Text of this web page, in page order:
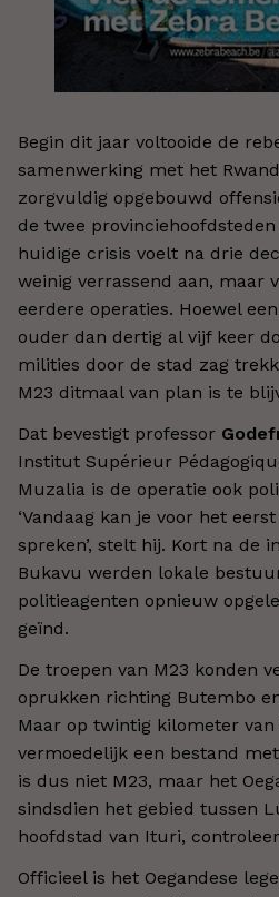
Begin dit jaar voltooide de
samenwerking met het
zorgvuldig opgebouwd
de twee
huidige crisis voelt na drie
weinig verrassend aan, maar
eerdere operaties. Hoewel
ouder dan dertig al vijf keer
milities door de stad zag
M23 ditmaal van plan is te
Dat bevestigt professor
Institut Supérieur
Muzalia is de operatie ook
‘Vandaag kan je voor het
spreken’, stelt hij. Kort na de
Bukavu werden lokale
politieagenten opnieuw
geïnd.
De troepen van M23 konden
oprukken richting Butembo
Maar op twintig kilometer
vermoedelijk een bestand
is dus niet M23, maar het
sindsdien het gebied tussen
hoofdstad van Ituri,
Officieel is het Oegandese